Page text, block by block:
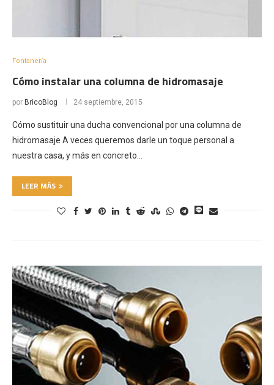
Fontanería
Cómo instalar una columna de hidromasaje
por BricoBlog 24 septiembre, 2015
Cómo sustituir una ducha convencional por una columna de
hidromasaje A veces queremos darle un toque personal a
nuestra casa, y más en concreto…
LEER MÁS